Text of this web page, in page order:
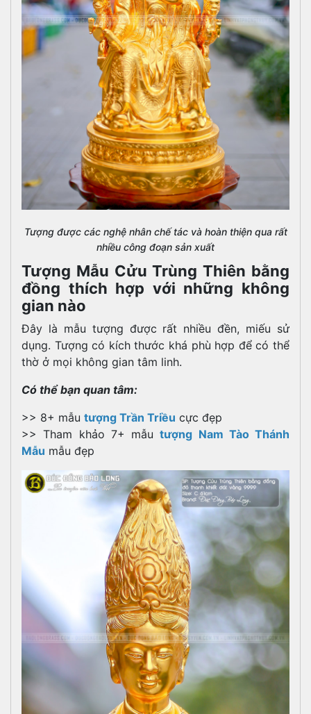
Tượng được các nghệ nhân chế tác và hoàn thiện qua rất
nhiều công đoạn sản xuất
Tượng Mẫu Cửu Trùng Thiên bằng
đồng thích hợp với những không
gian nào
Đây là mẫu tượng được rất nhiều đền, miếu sử
dụng. Tượng có kích thước khá phù hợp để có thể
thờ ở mọi không gian tâm linh.
Có thể bạn quan tâm:
>> 8+ mẫu tượng Trần Triều cực đẹp
>> Tham khảo 7+ mẫutượng Nam Tào Thánh
Mẫu mẫu đẹp